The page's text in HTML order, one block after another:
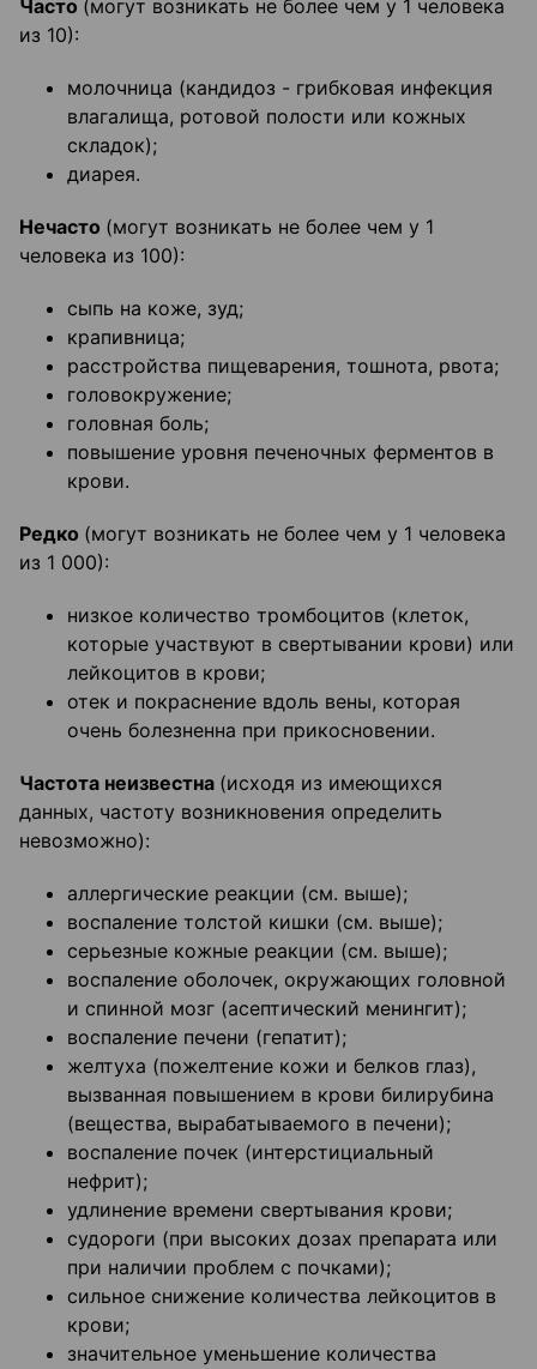
Часто (могут возникать не более чем у 1 человека
из 10):
молочница (кандидоз - грибковая инфекция
влагалища, ротовой полости или кожных
складок);
диарея.
Нечасто (могут возникать не более чем у 1
человека из 100):
сыпь на коже, зуд;
крапивница;
расстройства пищеварения, тошнота, рвота;
головокружение;
головная боль;
повышение уровня печеночных ферментов в
крови.
Редко (могут возникать не более чем у 1 человека
из 1 000):
низкое количество тромбоцитов (клеток,
которые участвуют в свертывании крови) или
лейкоцитов в крови;
отек и покраснение вдоль вены, которая
очень болезненна при прикосновении.
Частота неизвестна (исходя из имеющихся
данных, частоту возникновения определить
невозможно):
аллергические реакции (см. выше);
воспаление толстой кишки (см. выше);
серьезные кожные реакции (см. выше);
воспаление оболочек, окружающих головной
и спинной мозг (асептический менингит);
воспаление печени (гепатит);
желтуха (пожелтение кожи и белков глаз),
вызванная повышением в крови билирубина
(вещества, вырабатываемого в печени);
воспаление почек (интерстициальный
нефрит);
удлинение времени свертывания крови;
судороги (при высоких дозах препарата или
при наличии проблем с почками);
сильное снижение количества лейкоцитов в
крови;
значительное уменьшение количества